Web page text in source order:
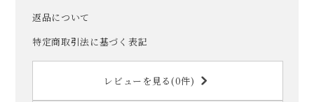
返品について
特定商取引法に基づく表記
レビューを見る(0件)